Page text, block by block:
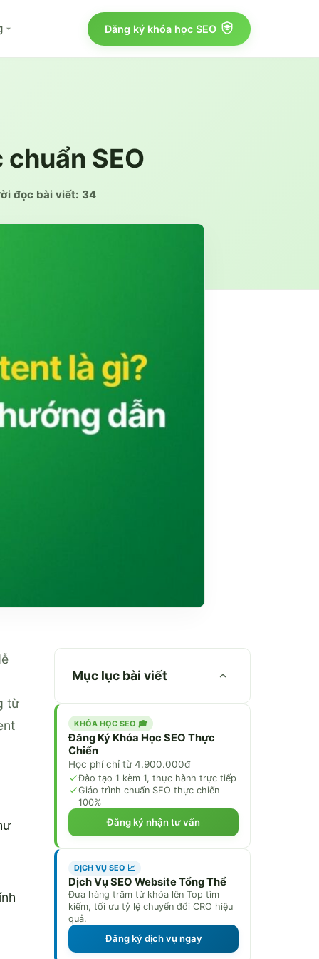
Đăng ký khóa học SEO
SEO
đọc bài viết: 34
từ
Mục lục bài viết
KHÓA HỌC SEO 🎓
Đăng Ký Khóa Học SEO Thực
Chiến
Học phí chỉ từ 4.900.000đ
Đào tạo 1 kèm 1, thực hành trực tiếp
Giáo trình chuẩn SEO thực chiến
100%
Đăng ký nhận tư vấn
DỊCH VỤ SEO 📈
Dịch Vụ SEO Website Tổng Thể
Đưa hàng trăm từ khóa lên Top tìm
kiếm, tối ưu tỷ lệ chuyển đổi CRO hiệu
quả.
Đăng ký dịch vụ ngay